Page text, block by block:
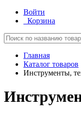
Войти
Корзина
Главная
Каталог товаров
Инструменты,